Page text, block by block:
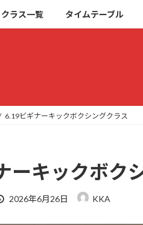
クラス一覧 タイムテーブル
6.19ビギナーキックボクシングクラス
ーキックボク
最
2026年6月26日 KKA